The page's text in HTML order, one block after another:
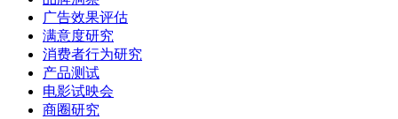
广告效果评估
满意度研究
消费者行为研究
产品测试
电影试映会
商圈研究